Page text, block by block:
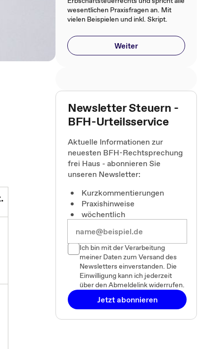
wesentlichen Praxisfragen an. Mit
vielen Beispielen und inkl. Skript.
Weiter
Newsletter Steuern -
BFH-Urteilsservice
Aktuelle Informationen zur
neuesten BFH-Rechtsprechung
frei Haus - abonnieren Sie
unseren Newsletter:
Kurzkommentierungen
Praxishinweise
wöchentlich
Ich bin mit der Verarbeitung
meiner Daten zum Versand des
Newsletters einverstanden. Die
Einwilligung kann ich jederzeit
über den Abmeldelink widerrufen.
Jetzt abonnieren